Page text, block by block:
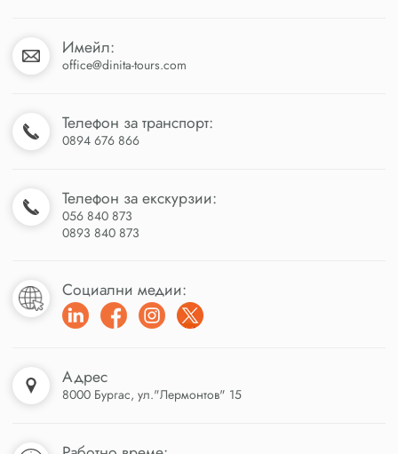
Имейл:
office@dinita-tours.com
Телефон за транспорт:
0894 676 866
Телефон за екскурзии:
056 840 873
0893 840 873
Социални медии:
Адрес
8000 Бургас, ул."Лермонтов" 15